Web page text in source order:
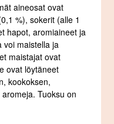
aineosat ovat
%), sokerit (alle 1
hapot, aromiaineet ja
voi maistella ja
maistajat ovat
ovat löytäneet
kookoksen,
Tuoksu on